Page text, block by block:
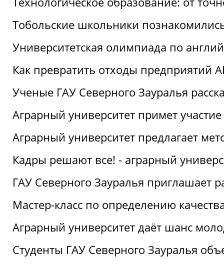
Тобольские школьники
Университетская олимпиада по
Как превратить отходы предприятий
Ученые ГАУ Северного Зауралья
Аграрный университет примет
Аграрный университет предлагает
Кадры решают все! - аграрный
ГАУ Северного Зауралья приглашает
Мастер-класс по определению
Аграрный университет даёт шанс
Студенты ГАУ Северного Зауралья